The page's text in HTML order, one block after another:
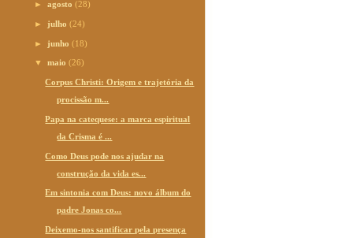
►agosto(28)
► julho(24)
► junho(18)
▼maio(26)
Corpus Christi: Origem e trajetória da
procissão m...
Papa na catequese: a marca espiritual
da Crisma é ...
Como Deus pode nos ajudar na
construção da vida es...
Em sintonia com Deus: novo álbum do
padre Jonas co...
Deixemo-nos santificar pela presença